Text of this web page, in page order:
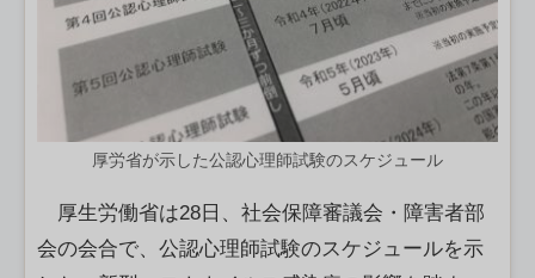
厚労省が示した公認心理師試験のスケジュール
厚生労働省は28日、社会保障審議会・障害者部
会の会合で、公認心理師試験のスケジュールを示